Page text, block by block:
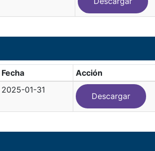
Fecha
Acción
2025-01-31
Descargar